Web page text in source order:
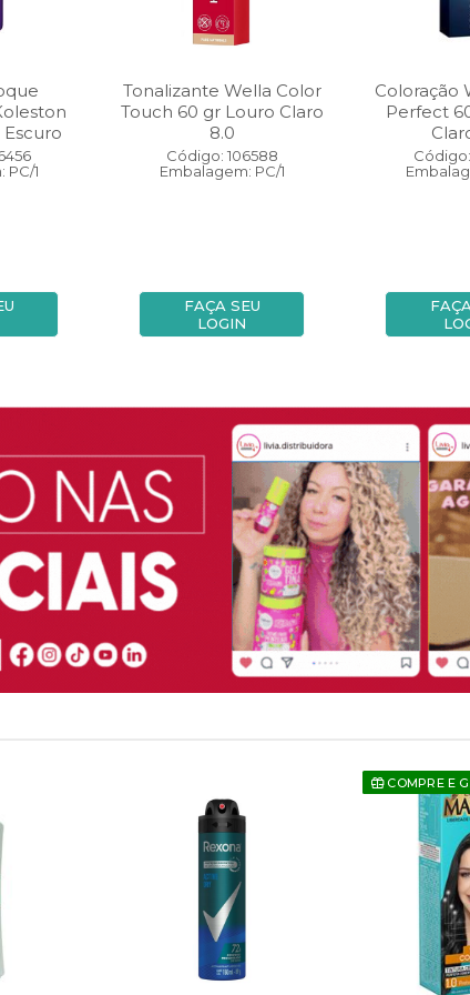
PC/1
Tonalizante Wella Color
Touch 60 gr Louro Claro
8.0
Código: 106588
Embalagem: PC/1
FAÇA SEU
LOGIN
Coloração
Perfect
COMPRE E